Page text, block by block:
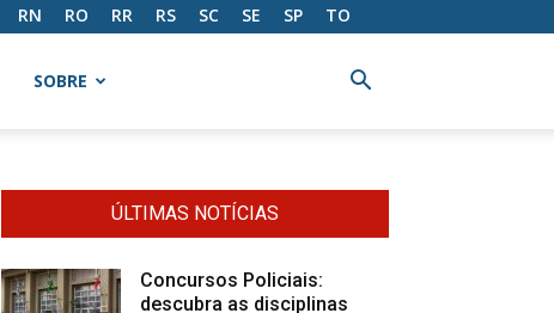
RN RO RR RS SC SE SP TO
SOBRE
ÚLTIMAS NOTÍCIAS
Concursos Policiais:
descubra as disciplinas